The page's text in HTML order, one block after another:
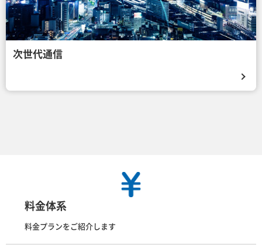
次世代通信
料金体系
料金プランをご紹介します